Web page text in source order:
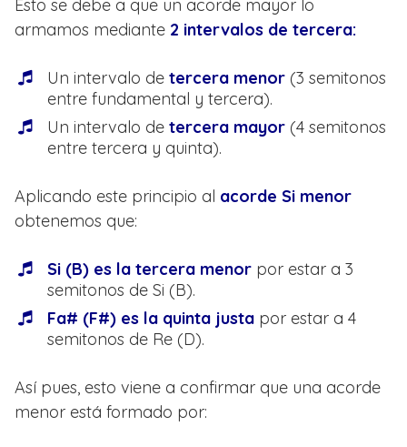
Esto se debe a que un acorde mayor lo
armamos mediante 2 intervalos de tercera:
Un intervalo de tercera menor (3 semitonos
entre fundamental y tercera).
Un intervalo de tercera mayor (4 semitonos
entre tercera y quinta).
Aplicando este principio al acorde Si menor
obtenemos que:
Si (B) es la tercera menor por estar a 3
semitonos de Si (B).
Fa# (F#) es la quinta justa por estar a 4
semitonos de Re (D).
Así pues, esto viene a confirmar que una acorde
menor está formado por: